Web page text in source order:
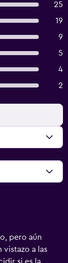
25
19
9
5
4
2
pero aún
vistazo a las